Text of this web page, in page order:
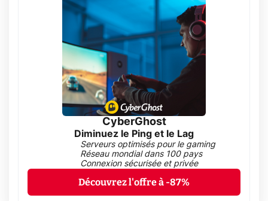
CyberGhost
Diminuez le Ping et le Lag
Serveurs optimisés pour le gaming
Réseau mondial dans 100 pays
Connexion sécurisée et privée
Découvrez l'offre à -87%